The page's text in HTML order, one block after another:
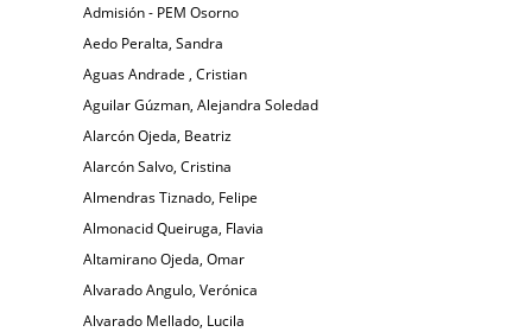
Admisión - PEM Osorno
Aedo Peralta, Sandra
Aguas Andrade , Cristian
Aguilar Gúzman, Alejandra Soledad
Alarcón Ojeda, Beatriz
Alarcón Salvo, Cristina
Almendras Tiznado, Felipe
Almonacid Queiruga, Flavia
Altamirano Ojeda, Omar
Alvarado Angulo, Verónica
Alvarado Mellado, Lucila